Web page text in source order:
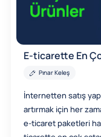
E-ticarette En
Pınar Keleş
İnternetten satış
artırmak için her
e-ticaret paketleri